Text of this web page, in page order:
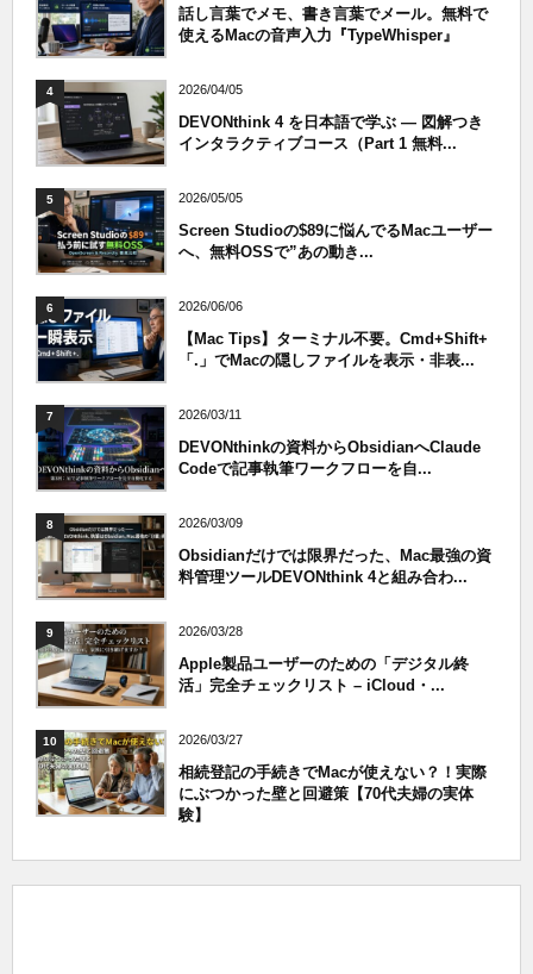
話し言葉でメモ、書き言葉でメール。無料で
使えるMacの音声入力『TypeWhisper』
4 2026/04/05
DEVONthink 4 を日本語で学ぶ — 図解つき
インタラクティブコース（Part 1 無料...
5 2026/05/05
Screen Studioの$89に悩んでるMacユーザー
へ、無料OSSで”あの動き...
6 2026/06/06
【Mac Tips】ターミナル不要。Cmd+Shift+
「.」でMacの隠しファイルを表示・非表...
7 2026/03/11
DEVONthinkの資料からObsidianへClaude
Codeで記事執筆ワークフローを自...
8 2026/03/09
Obsidianだけでは限界だった、Mac最強の資
料管理ツールDEVONthink 4と組み合わ...
9 2026/03/28
Apple製品ユーザーのための「デジタル終
活」完全チェックリスト – iCloud・...
10 2026/03/27
相続登記の手続きでMacが使えない？！実際
にぶつかった壁と回避策【70代夫婦の実体
験】